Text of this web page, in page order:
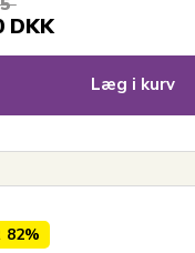
DKK
Læg i kurv
82%